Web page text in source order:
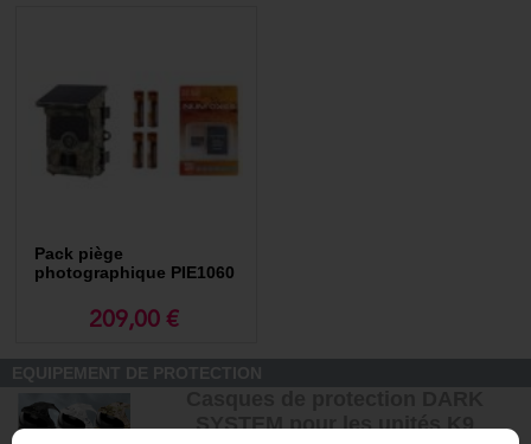
Pack piège
photographique PIE1060
209,00 €
SYSTEM pour les unités K9